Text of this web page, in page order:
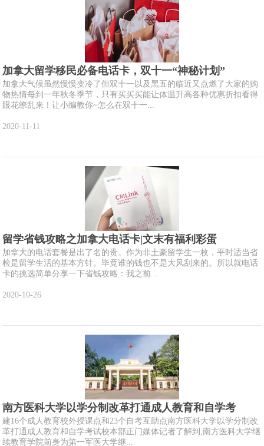
加拿大留学移民必备电话卡，双十一“神秘计划”
加拿大气候虽然慢慢变冷了但双十一以及黑五的临近又点燃了大家的购
物热情每到一年秋冬季节，只有买买买能让体温升高各种优惠折扣看得
眼花缭乱来！让小编教你~怎么在双十一...
2020-11-11
留学省钱攻略之加拿大电话卡|文末有福利彩蛋
加拿大的电话套餐是出了名的贵。作为非土豪留学生一枚，平时适当省
检是留学生活的基本方针。毕竟谁的钱也不是大风刮来的。所以就电话
卡的挑选简单分享一下省钱攻略：我之前...
2020-10-26
南方医科大学以学分制改革打通成人教育和自学考
建16个成人教育校外授课点和23个自考互助点南方医科大学以学分制改
革打通成人教育和自学考试校本部正门媒体记者了解到,南方医科大学继
续教育学院前身为第一军医大学继...